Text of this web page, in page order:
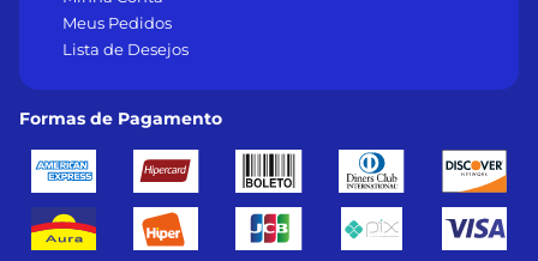
Meus Pedidos
Lista de Desejos
Formas de Pagamento